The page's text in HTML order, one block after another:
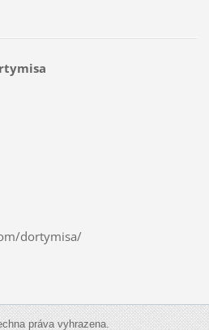
dortymisa/
práva vyhrazena.